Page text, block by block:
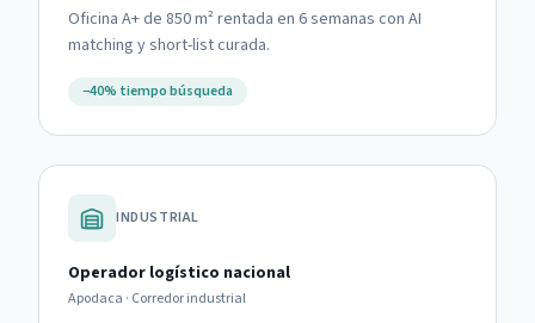
Oficina A+ de 850 m² rentada en 6 semanas con AI
matching y short-list curada.
−40% tiempo búsqueda
INDUSTRIAL
Operador logístico nacional
Apodaca · Corredor industrial